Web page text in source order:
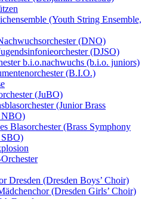
(Youth String Ensemble,
(DNO)
(DJSO)
b.i.o.nachwuchs (b.i.o. juniors)
(B.I.O.)
(JuBO)
(Junior Brass
NBO)
Blasorchester (Brass Symphony
SBO)
Dresden (Dresden Boys’ Choir)
(Dresden Girls’ Choir)